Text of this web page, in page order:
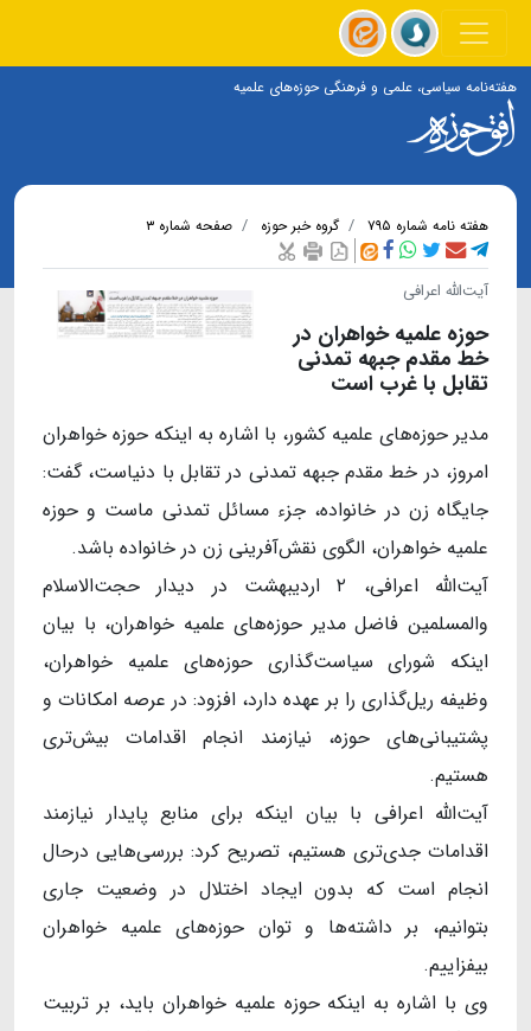
هفته‌نامه سیاسی، علمی و فرهنگی حوزه‌های علمیه
هفته نامه شماره ۷۹۵ گروه خبر حوزه صفحه شماره ۳
آیت‌الله اعرافی
حوزه علمیه خواهران در
خط مقدم جبهه تمدنی
تقابل با غرب است
مدیر حوزه‌های علمیه کشور، با اشاره به اینکه حوزه خواهران
امروز، در خط مقدم جبهه تمدنی در تقابل با دنیاست، گفت:
جایگاه زن در خانواده، جزء مسائل تمدنی ماست و حوزه‌
علمیه خواهران، الگوی نقش‌آفرینی زن در خانواده باشد.
آیت‌الله اعرافی، ۲ اردیبهشت در دیدار حجت‌الاسلام
والمسلمین فاضل مدیر حوزه‌های علمیه خواهران، با بیان
اینکه شورای سیاست‌گذاری حوزه‌های علمیه خواهران،
وظیفه ریل‌گذاری را بر عهده دارد، افزود: در عرصه امکانات و
پشتیبانی‌های حوزه، نیازمند انجام اقدامات بیش‌تری
هستیم.
آیت‌الله اعرافی با بیان اینکه برای منابع پایدار نیازمند
اقدامات جدی‌تری هستیم، تصریح کرد: بررسی‌هایی درحال
انجام است که بدون ایجاد اختلال در وضعیت جاری
بتوانیم، بر داشته‌ها و توان حوزه‌های علمیه خواهران
بیفزاییم.
وی با اشاره به اینکه حوزه علمیه خواهران باید، بر تربیت